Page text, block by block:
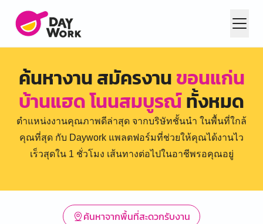
ค้นหางาน สมัครงานขอนแก่น
บ้านแฮด โนนสมบูรณ์ทั้งหมด
ตำแหน่งงานคุณภาพดีล่าสุด จากบริษัทชั้นนำ ในพื้นที่ใกล้
คุณที่สุด กับ Daywork แพลตฟอร์มที่ช่วยให้คุณได้งานไว
เร็วสุดใน 1 ชั่วโมง เส้นทางต่อไปในอาชีพรอคุณอยู่
ค้นหาจากพื้นที่สะดวกรับงาน